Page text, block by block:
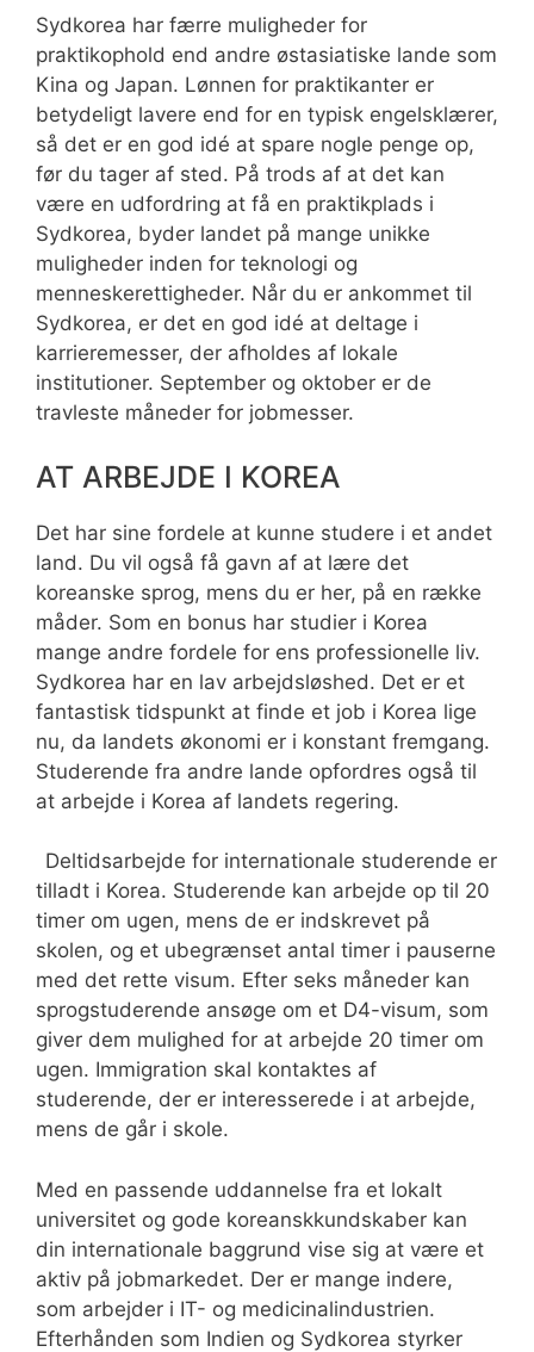
Sydkorea har færre muligheder for
praktikophold end andre østasiatiske lande som
Kina og Japan. Lønnen for praktikanter er
betydeligt lavere end for en typisk engelsklærer,
så det er en god idé at spare nogle penge op,
før du tager af sted. På trods af at det kan
være en udfordring at få en praktikplads i
Sydkorea, byder landet på mange unikke
muligheder inden for teknologi og
menneskerettigheder. Når du er ankommet til
Sydkorea, er det en god idé at deltage i
karrieremesser, der afholdes af lokale
institutioner. September og oktober er de
travleste måneder for jobmesser.
AT ARBEJDE I KOREA
Det har sine fordele at kunne studere i et andet
land. Du vil også få gavn af at lære det
koreanske sprog, mens du er her, på en række
måder. Som en bonus har studier i Korea
mange andre fordele for ens professionelle liv.
Sydkorea har en lav arbejdsløshed. Det er et
fantastisk tidspunkt at finde et job i Korea lige
nu, da landets økonomi er i konstant fremgang.
Studerende fra andre lande opfordres også til
at arbejde i Korea af landets regering.
Deltidsarbejde for internationale studerende er
tilladt i Korea. Studerende kan arbejde op til 20
timer om ugen, mens de er indskrevet på
skolen, og et ubegrænset antal timer i pauserne
med det rette visum. Efter seks måneder kan
sprogstuderende ansøge om et D4-visum, som
giver dem mulighed for at arbejde 20 timer om
ugen. Immigration skal kontaktes af
studerende, der er interesserede i at arbejde,
mens de går i skole.
Med en passende uddannelse fra et lokalt
universitet og gode koreanskkundskaber kan
din internationale baggrund vise sig at være et
aktiv på jobmarkedet. Der er mange indere,
som arbejder i IT- og medicinalindustrien.
Efterhånden som Indien og Sydkorea styrker